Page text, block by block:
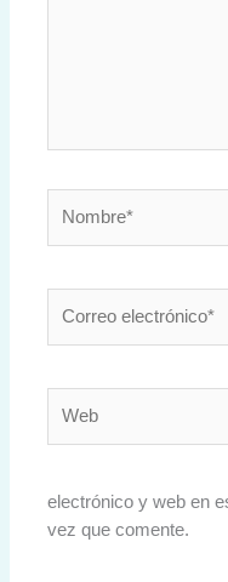
electrónico*
electrónico y web en
vez que comente.